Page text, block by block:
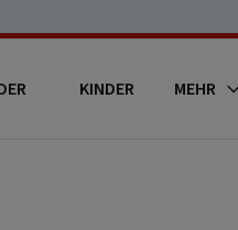
KINDER MEHR